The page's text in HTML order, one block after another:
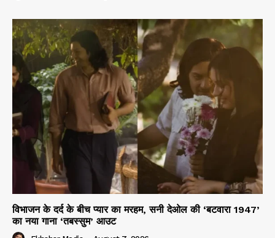
विभाजन के दर्द के बीच प्यार का मरहम, सनी देओल की ‘बटवारा 1947’
का नया गाना ‘तबस्सुम’ आउट